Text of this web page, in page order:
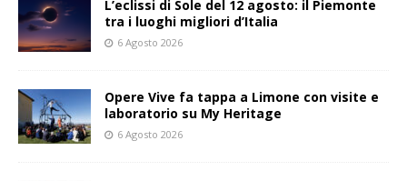
L’eclissi di Sole del 12 agosto: il Piemonte
tra i luoghi migliori d’Italia
6 Agosto 2026
Opere Vive fa tappa a Limone con visite e
laboratorio su My Heritage
6 Agosto 2026